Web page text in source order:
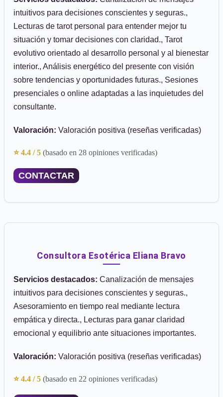
intuitivos para decisiones conscientes y seguras.,
Lecturas de tarot personal para entender mejor tu
situación y tomar decisiones con claridad., Tarot
evolutivo orientado al desarrollo personal y al bienestar
interior., Análisis energético del presente con visión
sobre tendencias y oportunidades futuras., Sesiones
presenciales o online adaptadas a las inquietudes del
consultante.
Valoración: Valoración positiva (reseñas verificadas)
⭐ 4.4 / 5 (basado en 28 opiniones verificadas)
CONTACTAR
Consultora Esotérica Eliana Bravo
Servicios destacados: Canalización de mensajes
intuitivos para decisiones conscientes y seguras.,
Asesoramiento en tiempo real mediante lectura
empática y directa., Lecturas para ganar claridad
emocional y equilibrio ante situaciones importantes.
Valoración: Valoración positiva (reseñas verificadas)
⭐ 4.4 / 5 (basado en 22 opiniones verificadas)